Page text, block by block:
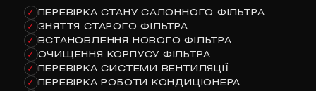
✓ ПЕРЕВІРКА СТАНУ САЛОННОГО ФІЛЬТРА
✓ ЗНЯТТЯ СТАРОГО ФІЛЬТРА
✓ ВСТАНОВЛЕННЯ НОВОГО ФІЛЬТРА
✓ ОЧИЩЕННЯ КОРПУСУ ФІЛЬТРА
✓ ПЕРЕВІРКА СИСТЕМИ ВЕНТИЛЯЦІЇ
✓ ПЕРЕВІРКА РОБОТИ КОНДИЦІОНЕРА